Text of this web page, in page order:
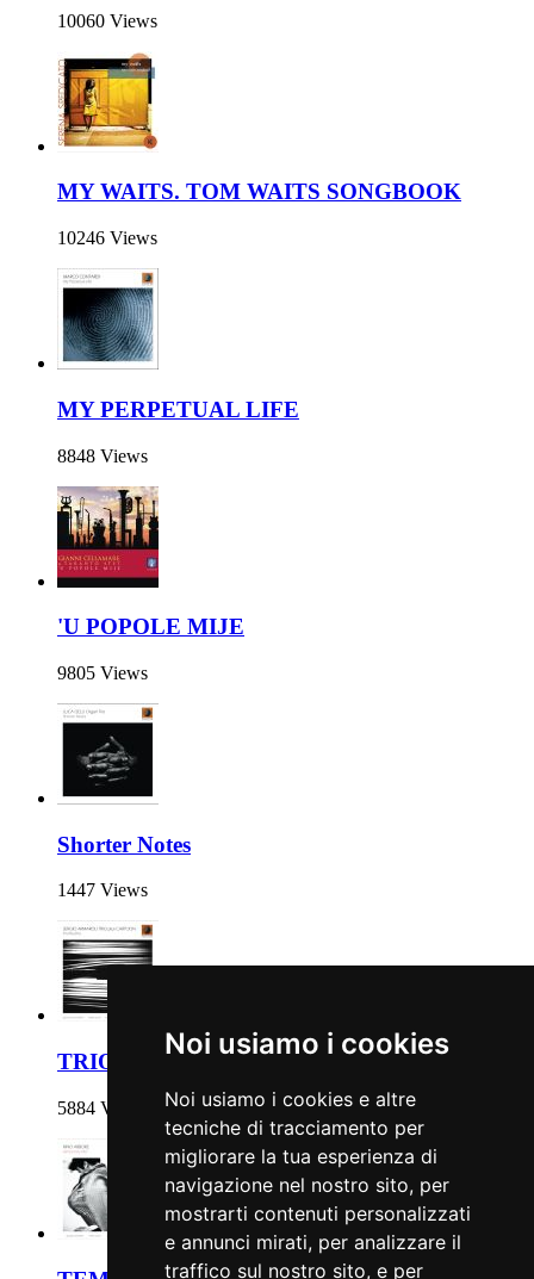
Noi usiamo i cookies
Noi usiamo i cookies e altre
tecniche di tracciamento per
migliorare la tua esperienza di
navigazione nel nostro sito, per
mostrarti contenuti personalizzati
e annunci mirati, per analizzare il
traffico sul nostro sito, e per
10060 Views
MY WAITS. TOM WAITS SONGBOOK
10246 Views
MY PERPETUAL LIFE
8848 Views
'U POPOLE MIJE
9805 Views
Shorter Notes
1447 Views
TRIOPLUSTRIO
5884 Views